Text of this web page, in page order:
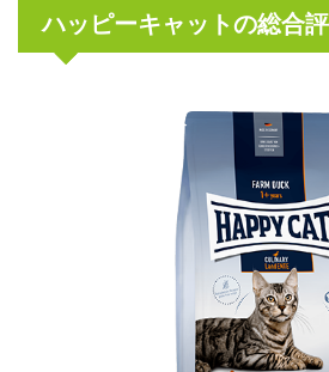
ハッピーキャットの総合